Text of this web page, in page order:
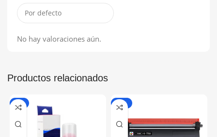
No hay valoraciones aún.
Productos relacionados
-5% -12%